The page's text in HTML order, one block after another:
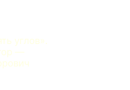
углов».
—